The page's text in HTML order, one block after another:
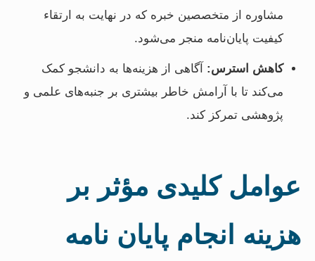
مشاوره از متخصصین خبره که در نهایت به ارتقاء
کیفیت پایان‌نامه منجر می‌شود.
کاهش استرس: آگاهی از هزینه‌ها به دانشجو کمک
می‌کند تا با آرامش خاطر بیشتری بر جنبه‌های علمی و
پژوهشی تمرکز کند.
عوامل کلیدی مؤثر بر
هزینه انجام پایان نامه